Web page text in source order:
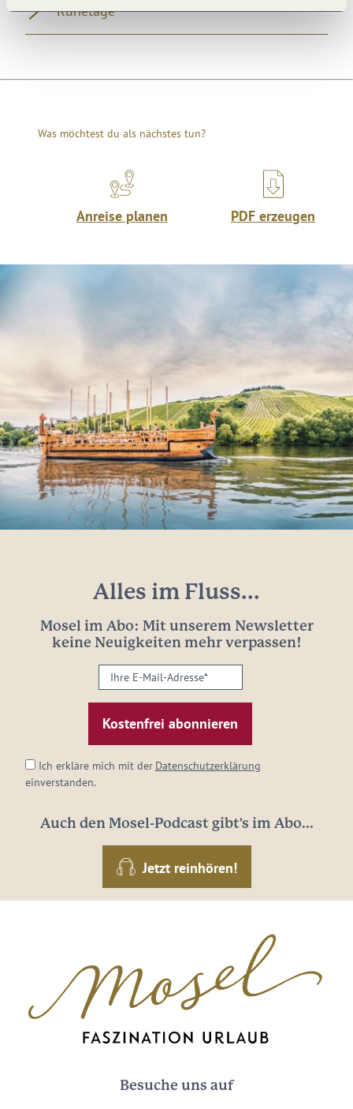
Ruhetage
Was möchtest du als nächstes tun?
Anreise planen PDF erzeugen
Alles im Fluss...
Mosel im Abo: Mit unserem Newsletter
keine Neuigkeiten mehr verpassen!
Ihre
E-
Mail-
Adresse:
Ich erkläre mich mit der Datenschutzerklärung
einverstanden.
Auch den Mosel-Podcast gibt's im Abo...
Jetzt reinhören!
Besuche uns auf